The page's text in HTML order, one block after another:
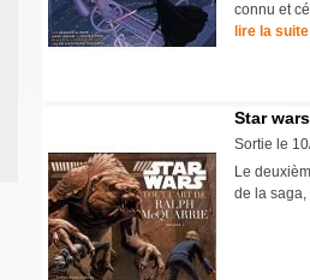
connu et
lire la suite
Star
Sortie le
Le
de la